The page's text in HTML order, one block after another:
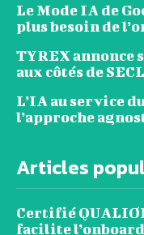
Le Mode IA de
plus besoin de
TYREX annonce
aux côtés de
L’IA au service
l’approche
Articles
Certifié
facilite